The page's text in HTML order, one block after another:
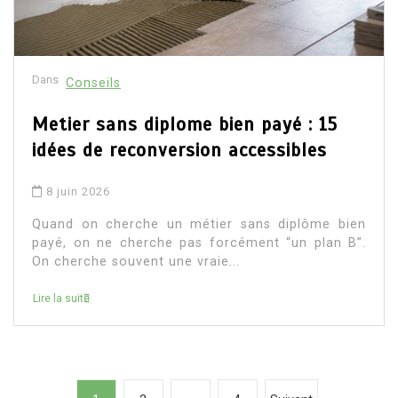
Dans Conseils
Metier sans diplome bien payé : 15
idées de reconversion accessibles
8 juin 2026
Quand on cherche un métier sans diplôme bien
payé, on ne cherche pas forcément “un plan B”.
On cherche souvent une vraie...
Lire la suite